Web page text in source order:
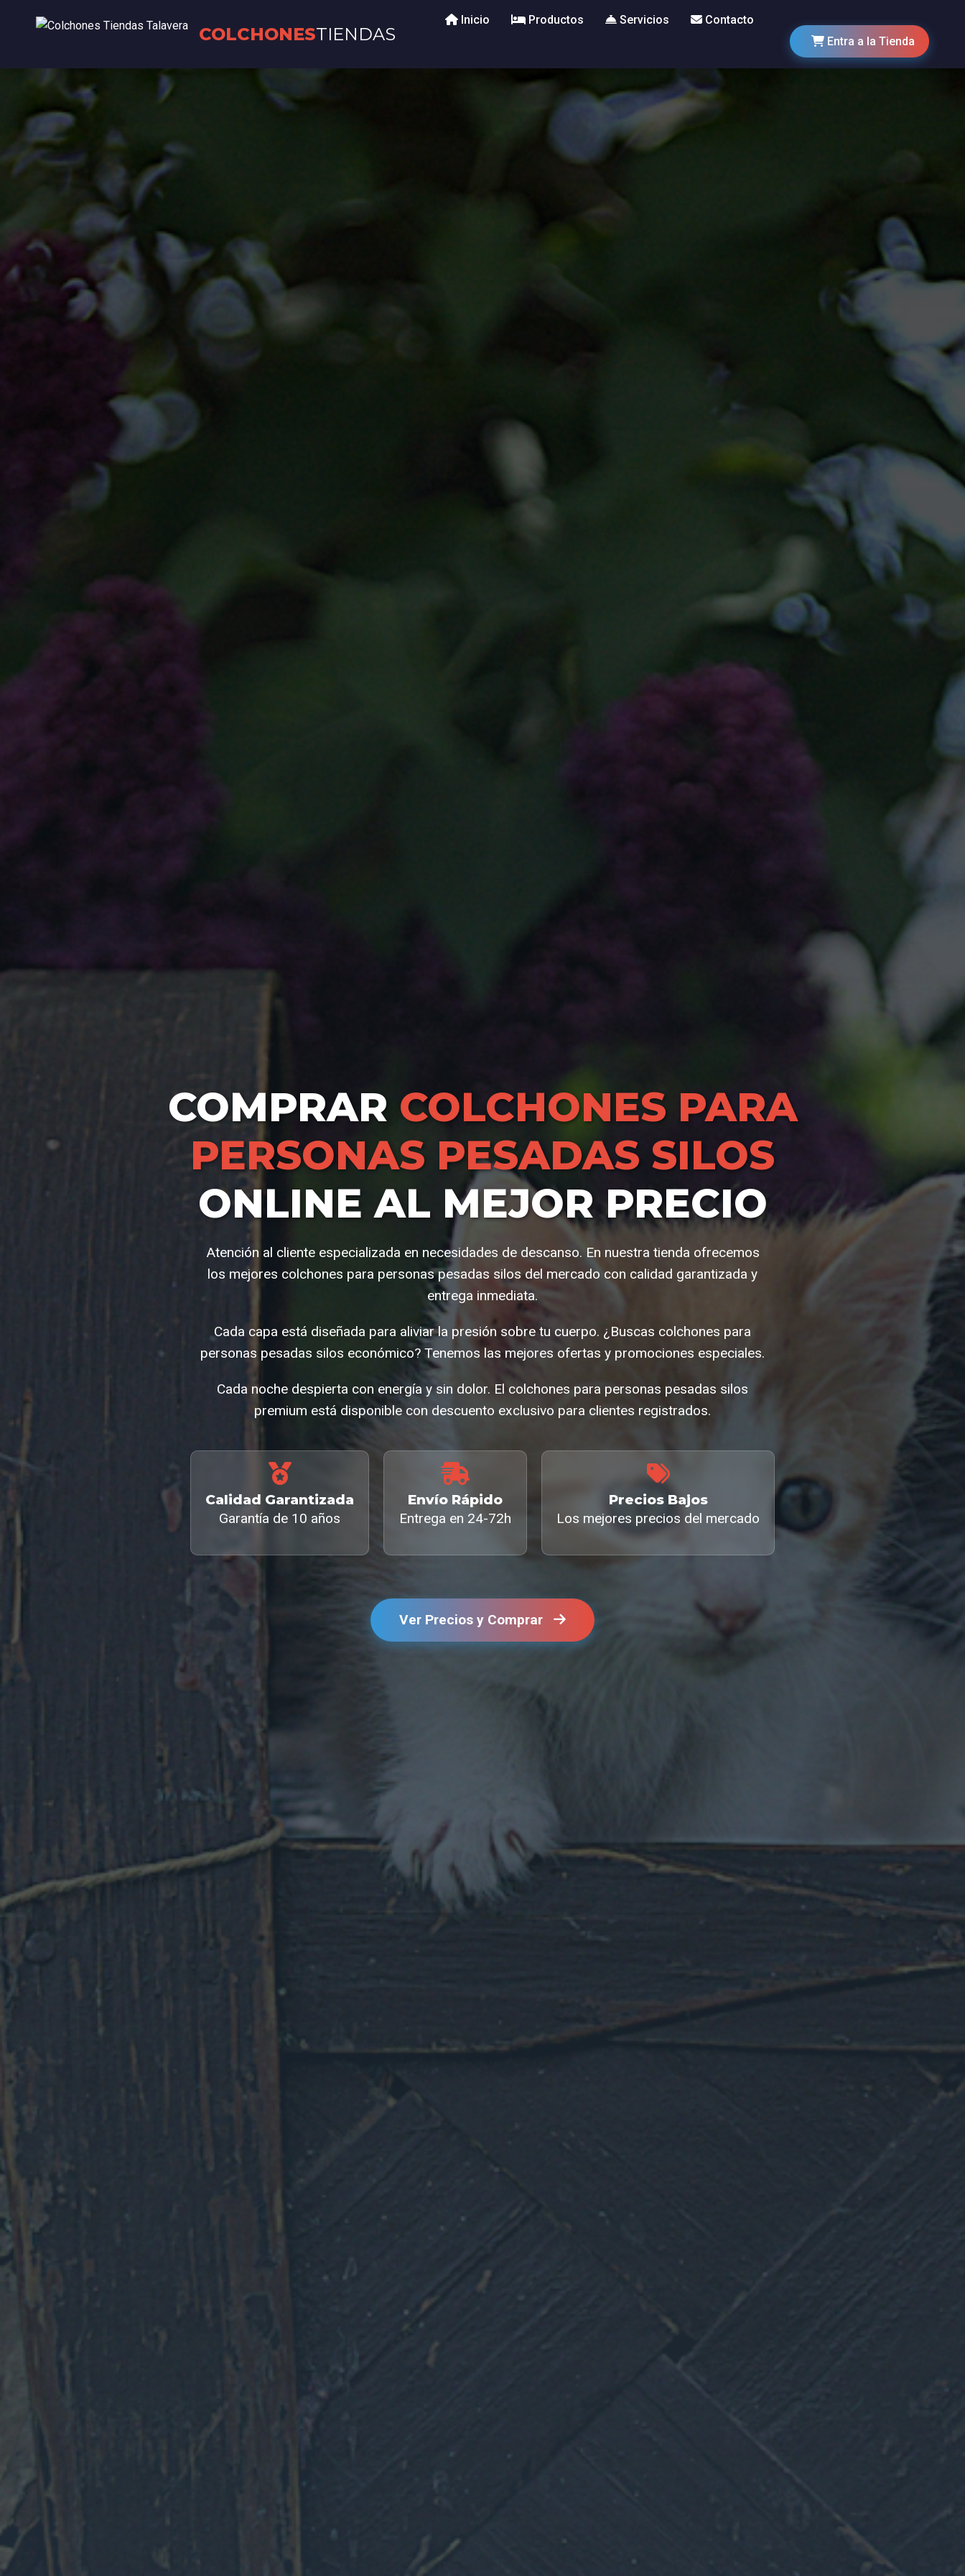
COLCHONESTIENDAS
Inicio Productos Servicios
Contacto
Entra a la Tienda
COMPRAR COLCHONES PARA
PERSONAS PESADAS SILOS
ONLINE AL MEJOR PRECIO
Atención al cliente especializada en necesidades de descanso. En nuestra tienda ofrecemos
los mejores colchones para personas pesadas silos del mercado con calidad garantizada y
entrega inmediata.
Cada capa está diseñada para aliviar la presión sobre tu cuerpo. ¿Buscas colchones para
personas pesadas silos económico? Tenemos las mejores ofertas y promociones especiales.
Cada noche despierta con energía y sin dolor. El colchones para personas pesadas silos
premium está disponible con descuento exclusivo para clientes registrados.
Calidad Garantizada
Garantía de 10 años
Envío Rápido
Entrega en 24-72h
Precios Bajos
Los mejores precios del mercado
Ver Precios y Comprar